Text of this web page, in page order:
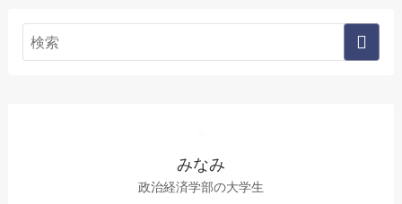
みなみ
政治経済学部の大学生